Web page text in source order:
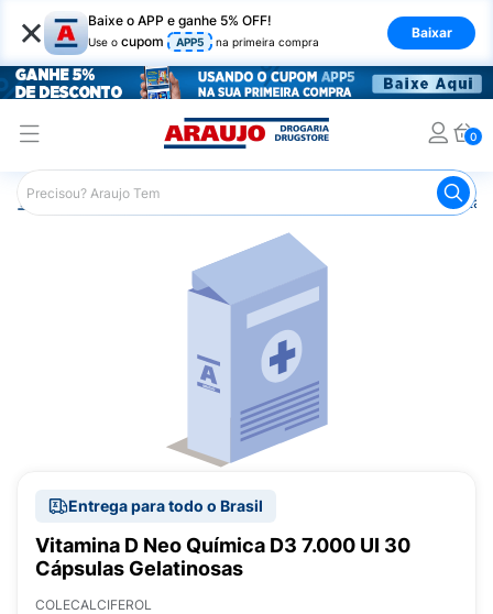
× Baixe o APP e ganhe 5% OFF!
Use o cupom APP5 na primeira compra
Baixar
0
Araujo Saúde e Bem Estar
Entrega para todo o Brasil
Vitamina D Neo Química D3 7.000 UI 30
Cápsulas Gelatinosas
COLECALCIFEROL